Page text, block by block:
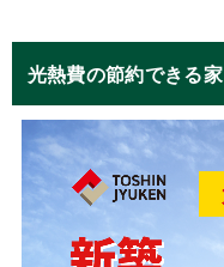
光熱費の節約できる家